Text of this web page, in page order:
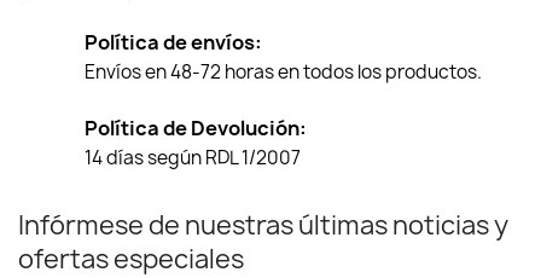
Política de envíos:
Envíos en 48-72 horas en todos los productos.
Política de Devolución:
14 días según RDL 1/2007
Infórmese de nuestras últimas noticias y
ofertas especiales